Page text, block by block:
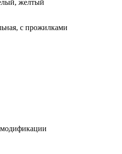
желтый
с прожилками